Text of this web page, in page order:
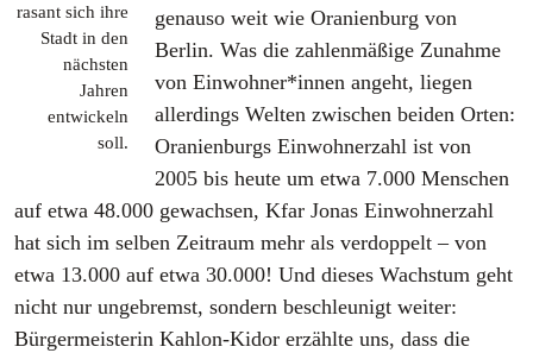
rasant sich ihre
Stadt in den
nächsten
Jahren
entwickeln
soll.
genauso weit wie Oranienburg von
Berlin. Was die zahlenmäßige Zunahme
von Einwohner*innen angeht, liegen
allerdings Welten zwischen beiden Orten:
Oranienburgs Einwohnerzahl ist von
2005 bis heute um etwa 7.000 Menschen
auf etwa 48.000 gewachsen, Kfar Jonas Einwohnerzahl
hat sich im selben Zeitraum mehr als verdoppelt – von
etwa 13.000 auf etwa 30.000! Und dieses Wachstum geht
nicht nur ungebremst, sondern beschleunigt weiter:
Bürgermeisterin Kahlon-Kidor erzählte uns, dass die